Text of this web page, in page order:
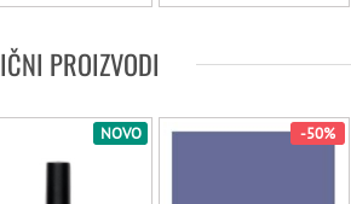
PROIZVODI
NOVO -50%